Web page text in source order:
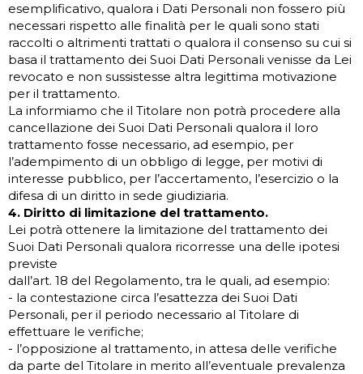
esemplificativo, qualora i Dati Personali non fossero più
necessari rispetto alle finalità per le quali sono stati
raccolti o altrimenti trattati o qualora il consenso su cui si
basa il trattamento dei Suoi Dati Personali venisse da Lei
revocato e non sussistesse altra legittima motivazione
per il trattamento.
La informiamo che il Titolare non potrà procedere alla
cancellazione dei Suoi Dati Personali qualora il loro
trattamento fosse necessario, ad esempio, per
l’adempimento di un obbligo di legge, per motivi di
interesse pubblico, per l’accertamento, l’esercizio o la
difesa di un diritto in sede giudiziaria.
4. Diritto di limitazione del trattamento.
Lei potrà ottenere la limitazione del trattamento dei
Suoi Dati Personali qualora ricorresse una delle ipotesi
previste
dall’art. 18 del Regolamento, tra le quali, ad esempio:
- la contestazione circa l’esattezza dei Suoi Dati
Personali, per il periodo necessario al Titolare di
effettuare le verifiche;
- l’opposizione al trattamento, in attesa delle verifiche
da parte del Titolare in merito all’eventuale prevalenza